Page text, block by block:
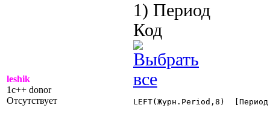
leshik
1c++ donor
Отсутствует
1) Период
Код
LEFT(Журн.Period,8)